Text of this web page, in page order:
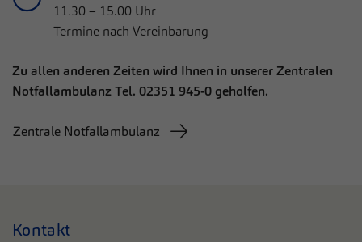
11.30 – 15.00 Uhr
Termine nach Vereinbarung
Zu allen anderen Zeiten wird Ihnen in unserer Zentralen
Notfallambulanz Tel. 02351 945-0 geholfen.
Zentrale Notfallambulanz
Kontakt